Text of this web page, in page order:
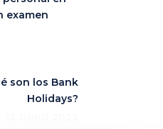
examen
son los Bank
Holidays?